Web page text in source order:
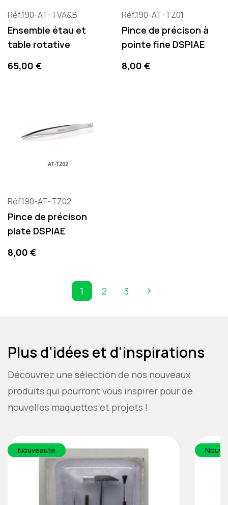
Réf.190-AT-TVA&B
Ensemble étau et
table rotative
Prix
65,00 €
Réf.190-AT-TZ01
Pince de précison à
pointe fine DSPIAE
Prix
8,00 €
Réf.190-AT-TZ02
Pince de précison
plate DSPIAE
Prix
8,00 €
1 2 3 
Plus d'idées et d'inspirations
Découvrez une sélection de nos nouveaux
produits qui pourront vous inspirer pour de
nouvelles maquettes et projets !
Nouveauté